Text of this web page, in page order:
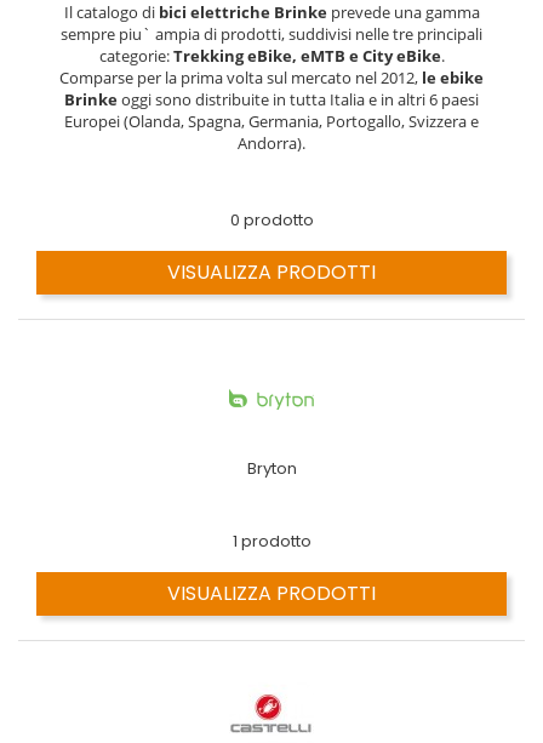
Il catalogo di bici elettriche Brinkeprevede una gamma
sempre piu` ampia di prodotti, suddivisi nelle tre principali
categorie:Trekking eBike, eMTB e City eBike.
Comparse per la prima volta sul mercato nel 2012, le ebike
Brinkeoggi sono distribuite in tutta Italia e in altri 6 paesi
Europei (Olanda, Spagna, Germania, Portogallo, Svizzera e
Andorra).
0 prodotto
VISUALIZZA PRODOTTI
Bryton
1 prodotto
VISUALIZZA PRODOTTI